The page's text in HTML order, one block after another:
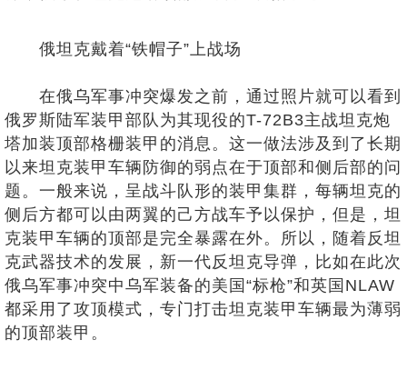
俄坦克戴着“铁帽子”上战场
在俄乌军事冲突爆发之前，通过照片就可以看到
俄罗斯陆军装甲部队为其现役的T-72B3主战坦克炮
塔加装顶部格栅装甲的消息。这一做法涉及到了长期
以来坦克装甲车辆防御的弱点在于顶部和侧后部的问
题。一般来说，呈战斗队形的装甲集群，每辆坦克的
侧后方都可以由两翼的己方战车予以保护，但是，坦
克装甲车辆的顶部是完全暴露在外。所以，随着反坦
克武器技术的发展，新一代反坦克导弹，比如在此次
俄乌军事冲突中乌军装备的美国“标枪”和英国NLAW
都采用了攻顶模式，专门打击坦克装甲车辆最为薄弱
的顶部装甲。